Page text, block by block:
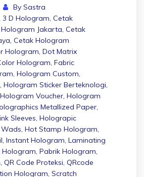
By Sastra
3 D Hologram, Cetak
Jakarta, Cetak
, Cetak Hologram
Hologram, Dot Matrix
Hologram, Fabric
, Hologram Custom,
, Hologram Sticker Berteknologi,
Hologram Voucher, Hologram
Metallized Paper,
Sleeves, Holograpic
, Hot Stamp Hologram,
, Instant Hologram, Laminating
Hologram, Pabrik Hologram,
, QR Code Proteksi, QRcode
Hologram, Scratch